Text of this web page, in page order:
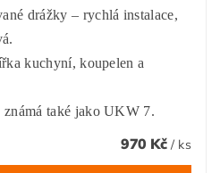
drážky – rychlá instalace,
kuchyní, koupelen a
také jako UKW 7.
970 Kč / ks